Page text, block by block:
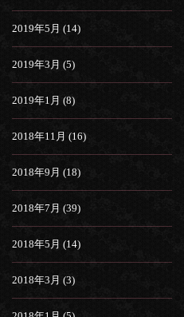
2019年5月 (14)
2019年3月 (5)
2019年1月 (8)
2018年11月 (16)
2018年9月 (18)
2018年7月 (39)
2018年5月 (14)
2018年3月 (3)